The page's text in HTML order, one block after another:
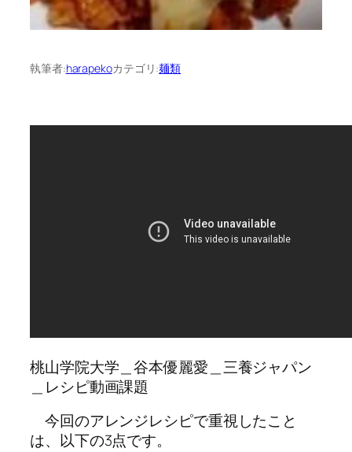
執筆者:harapekoカテゴリ:麺類
桃山学院大学＿谷本優麗愛＿三養ジャパン
＿レシピ動画課題
今回のアレンジレシピで重視したこと
は、以下の3点です。